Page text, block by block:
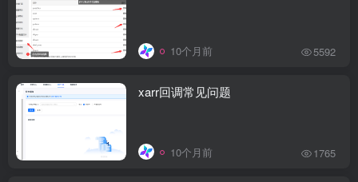
10个月前 5592
xarr回调常见问题
10个月前 1765